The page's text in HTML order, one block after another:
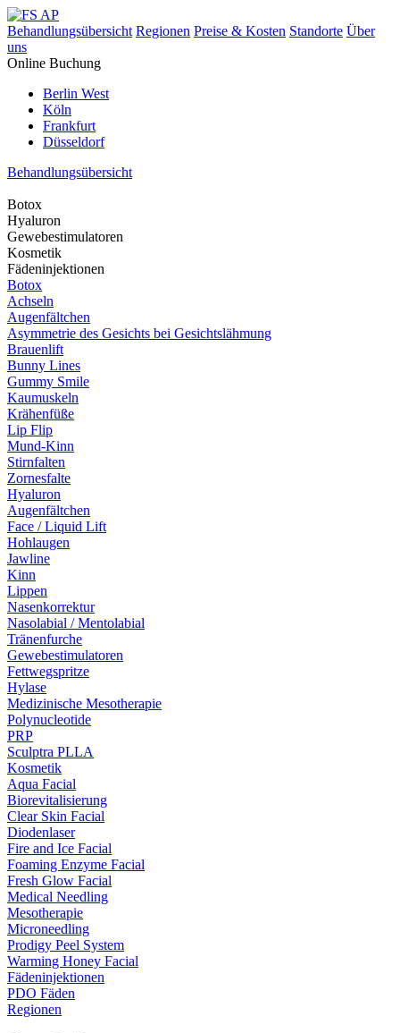
Behandlungsübersicht Regionen Preise & Kosten Standorte Über
uns
Online Buchung
Berlin West
Köln
Frankfurt
Düsseldorf
Behandlungsübersicht
Botox
Hyaluron
Gewebestimulatoren
Kosmetik
Fädeninjektionen
Botox
Achseln
Augenfältchen
Asymmetrie des Gesichts bei Gesichtslähmung
Brauenlift
Bunny Lines
Gummy Smile
Kaumuskeln
Krähenfüße
Lip Flip
Mund-Kinn
Stirnfalten
Zornesfalte
Hyaluron
Augenfältchen
Face / Liquid Lift
Hohlaugen
Jawline
Kinn
Lippen
Nasenkorrektur
Nasolabial / Mentolabial
Tränenfurche
Gewebestimulatoren
Fettwegspritze
Hylase
Medizinische Mesotherapie
Polynucleotide
PRP
Sculptra PLLA
Kosmetik
Aqua Facial
Biorevitalisierung
Clear Skin Facial
Diodenlaser
Fire and Ice Facial
Foaming Enzyme Facial
Fresh Glow Facial
Medical Needling
Mesotherapie
Microneedling
Prodigy Peel System
Warming Honey Facial
Fädeninjektionen
PDO Fäden
Regionen